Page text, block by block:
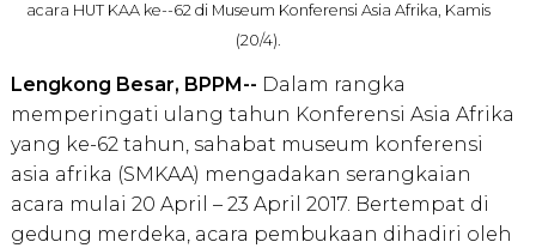
acara HUT KAA ke--62 di Museum Konferensi Asia Afrika, Kamis
(20/4).
Lengkong Besar, BPPM-- Dalam rangka
memperingati ulang tahun Konferensi Asia Afrika
yang ke-62 tahun, sahabat museum konferensi
asia afrika (SMKAA) mengadakan serangkaian
acara mulai 20 April – 23 April 2017. Bertempat di
gedung merdeka, acara pembukaan dihadiri oleh